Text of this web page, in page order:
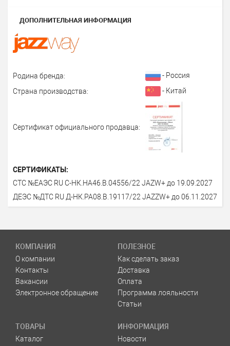
ДОПОЛНИТЕЛЬНАЯ ИНФОРМАЦИЯ
Родина бренда:
- Россия
Страна производства:
- Китай
Сертификат официального продавца:
СЕРТИФИКАТЫ:
СТС №ЕАЭС RU С-НК.НА46.B.04556/22 JAZW+ до 19.09.2027
ДЕЭС №ДТС RU Д-НК.РА08.В.19117/22 JAZZW+ до 06.11.2027
КОМПАНИЯ
О компании
Контакты
Вакансии
Электронное обращение
ПОЛЕЗНОЕ
Как сделать заказ
Доставка
Оплата
Программа лояльности
Статьи
ТОВАРЫ
Каталог
ИНФОРМАЦИЯ
Новости